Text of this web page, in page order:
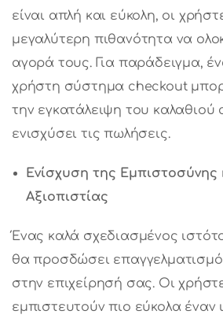
είναι απλή και εύκολη, οι
μεγαλύτερη πιθανότητα να
αγορά τους. Για παράδειγμα,
χρήστη σύστημα checkout
την εγκατάλειψη του καλαθιού
ενισχύσει τις πωλήσεις.
Ενίσχυση της Εμπιστοσύνης
Αξιοπιστίας
Ένας καλά σχεδιασμένος
θα προσδώσει επαγγελματισμό
στην επιχείρησή σας. Οι
εμπιστευτούν πιο εύκολα έναν